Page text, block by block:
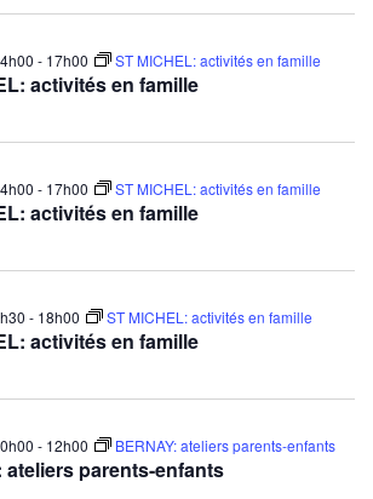
activités en famille
- 17h00 ST MICHEL: activités en famille
activités en famille
- 17h00 ST MICHEL: activités en famille
activités en famille
- 18h00 ST MICHEL: activités en famille
ateliers parents-enfants
- 12h00 BERNAY: ateliers parents-enfants